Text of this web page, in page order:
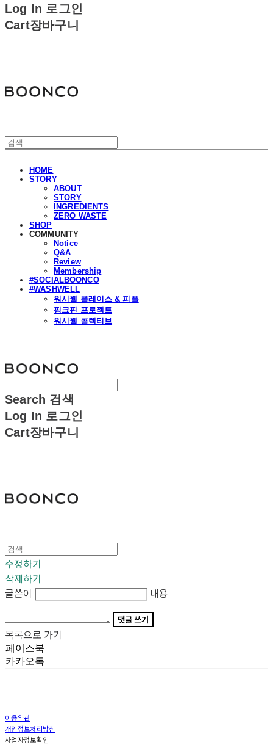
Log In 로그인
Cart장바구니
HOME
STORY
ABOUT
STORY
INGREDIENTS
ZERO WASTE
SHOP
COMMUNITY
Notice
Q&A
Review
Membership
#SOCIALBOONCO
#WASHWELL
워시웰 플레이스 & 피플
핑크핀 프로젝트
워시웰 콜렉티브
Search 검색
Log In 로그인
Cart장바구니
수정하기
삭제하기
글쓴이
내용
댓글 쓰기
목록으로 가기
페이스북
카카오톡
이용약관
개인정보처리방침
사업자정보확인